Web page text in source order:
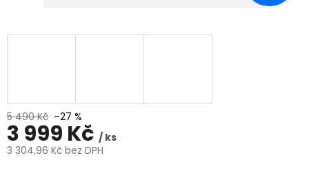
5 490 Kč –27 %
3 999 Kč / ks
3 304,96 Kč bez DPH